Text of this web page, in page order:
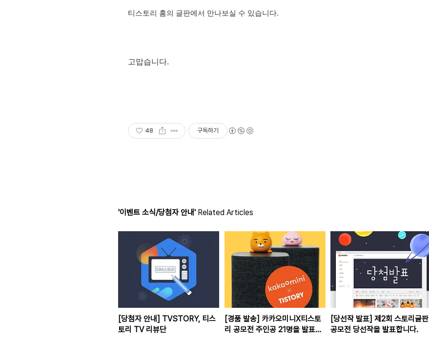
티스토리 홈의 글판에서 만나보실 수 있습니다.
고맙습니다.
48 구독하기
'이벤트 소식/당첨자 안내' Related Articles
[당첨자 안내] TVSTORY, 티스
토리 TV 리뷰단
[경품 발송] 카카오미니X티스토
리 공모전 주인공 21명을 발표합
[당선작 발표] 제2회 스토리글판
공모전 당선작을 발표합니다.